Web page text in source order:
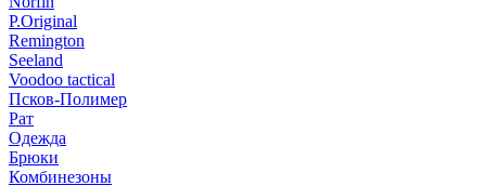
P.Original
Remington
Seeland
Voodoo tactical
Псков-Полимер
Рат
Одежда
Брюки
Комбинезоны